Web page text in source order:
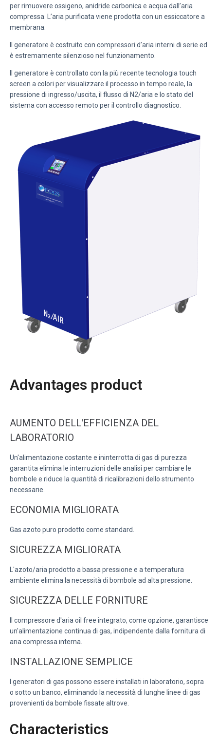
per rimuovere ossigeno, anidride carbonica e acqua dall’aria
compressa. L’aria purificata viene prodotta con un essiccatore a
membrana.
Il generatore è costruito con compressori d’aria interni di serie ed
è estremamente silenzioso nel funzionamento.
Il generatore è controllato con la più recente tecnologia touch
screen a colori per visualizzare il processo in tempo reale, la
pressione di ingresso/uscita, il flusso di N2/aria e lo stato del
sistema con accesso remoto per il controllo diagnostico.
Advantages product
AUMENTO DELL'EFFICIENZA DEL
LABORATORIO
Un'alimentazione costante e ininterrotta di gas di purezza
garantita elimina le interruzioni delle analisi per cambiare le
bombole e riduce la quantità di ricalibrazioni dello strumento
necessarie.
ECONOMIA MIGLIORATA
Gas azoto puro prodotto come standard.
SICUREZZA MIGLIORATA
L'azoto/aria prodotto a bassa pressione e a temperatura
ambiente elimina la necessità di bombole ad alta pressione.
SICUREZZA DELLE FORNITURE
Il compressore d'aria oil free integrato, come opzione, garantisce
un'alimentazione continua di gas, indipendente dalla fornitura di
aria compressa interna.
INSTALLAZIONE SEMPLICE
I generatori di gas possono essere installati in laboratorio, sopra
o sotto un banco, eliminando la necessità di lunghe linee di gas
provenienti da bombole fissate altrove.
Characteristics